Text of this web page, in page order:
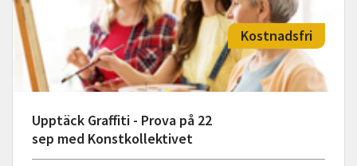
Upptäck Graffiti - Prova på 22
sep med Konstkollektivet
Kostnadsfri